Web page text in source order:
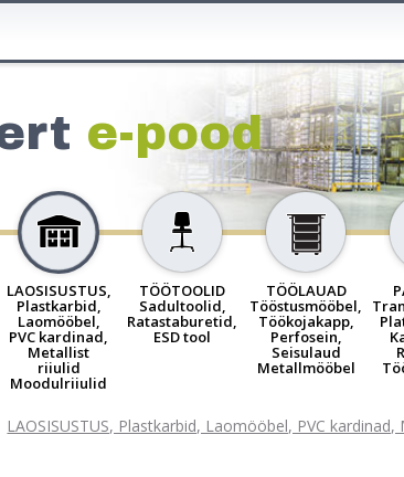
e-pood
LAOSISUSTUS,
Plastkarbid,
Laomööbel,
PVC kardinad,
Metallist
riiulid
Moodulriiulid
TÖÖTOOLID
Sadultoolid,
Ratastaburetid,
ESD tool
TÖÖLAUAD
Tööstusmööbel,
Töökojakapp,
Perfosein,
Seisulaud
Metallmööbel
LAOSISUSTUS, Plastkarbid, Laomööbel, PVC